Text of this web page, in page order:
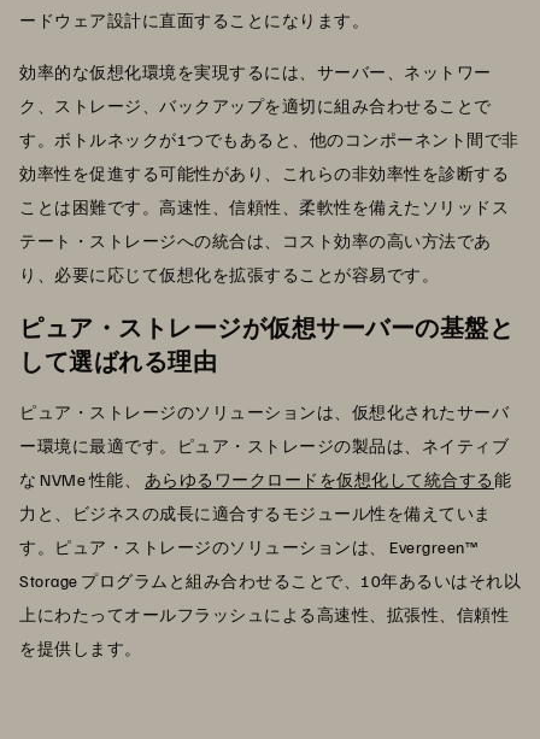
ードウェア設計に直面することになります。
効率的な仮想化環境を実現するには、サーバー、ネットワー
ク、ストレージ、バックアップを適切に組み合わせることで
す。ボトルネックが1つでもあると、他のコンポーネント間で非
効率性を促進する可能性があり、これらの非効率性を診断する
ことは困難です。高速性、信頼性、柔軟性を備えたソリッドス
テート・ストレージへの統合は、コスト効率の高い方法であ
り、必要に応じて仮想化を拡張することが容易です。
ピュア・ストレージが仮想サーバーの基盤と
して選ばれる理由
ピュア・ストレージのソリューションは、仮想化されたサーバ
ー環境に最適です。ピュア・ストレージの製品は、ネイティブ
な NVMe 性能、 あらゆるワークロードを仮想化して統合する能
力と、ビジネスの成長に適合するモジュール性を備えていま
す。ピュア・ストレージのソリューションは、 Evergreen™
Storage プログラムと組み合わせることで、10年あるいはそれ以
上にわたってオールフラッシュによる高速性、拡張性、信頼性
を提供します。